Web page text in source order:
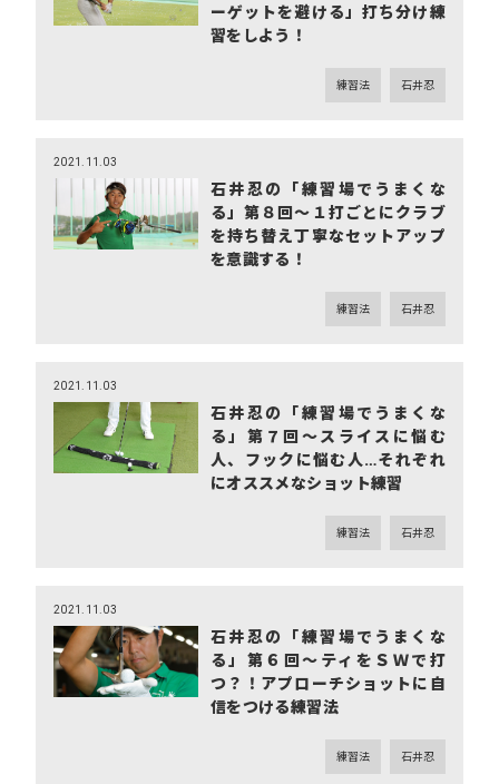
ーゲットを避ける」打ち分け練
習をしよう！
練習法 石井忍
2021.11.03
石井忍の「練習場でうまくな
る」第８回～１打ごとにクラブ
を持ち替え丁寧なセットアップ
を意識する！
練習法 石井忍
2021.11.03
石井忍の「練習場でうまくな
る」第７回～スライスに悩む
人、フックに悩む人…それぞれ
にオススメなショット練習
練習法 石井忍
2021.11.03
石井忍の「練習場でうまくな
る」第６回～ティをＳＷで打
つ？！アプローチショットに自
信をつける練習法
練習法 石井忍